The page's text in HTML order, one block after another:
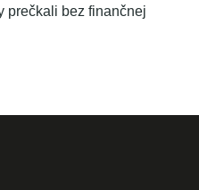
prečkali bez finančnej